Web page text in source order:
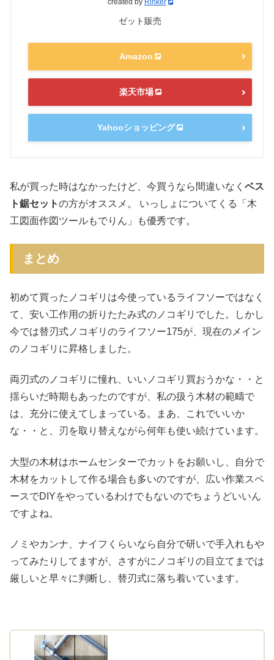
ゼット販売
Amazon
楽天市場
Yahooショッピング
私が買った時はなかったけど、今買うなら間違いなく ベス
ト鋸セットの方がオススメ。 いっしょについてくる「木
工図面作図ツールもでりん」も優秀です。
まとめ
初めて買ったノコギリは今使っているライフソーではなく
て、安い工作用の折りたたみ式のノコギリでした。しかし
今では替刃式ノコギリのライフソー175が、現在のメイン
のノコギリに昇格しました。
両刃式のノコギリに憧れ、いいノコギリ買おうかな・・と
揺らいだ時期もあったのですが、私の扱う木材の範疇で
は、充分に使えてしまっている。まあ、これでいいか
な・・と、刃を取り替えながら何年も使い続けています。
大型の木材はホームセンターでカットをお願いし、自分で
木材をカットして作る場合も多いのですが、広い作業スペ
ースでDIYをやっているわけでもないのでちょうどいいん
ですよね。
ノミやカンナ、ナイフくらいなら自分で研いで手入れもや
ってみたりしてますが、さすがにノコギリの目立てまでは
厳しいと早々に判断し、替刃式に落ち着いています。